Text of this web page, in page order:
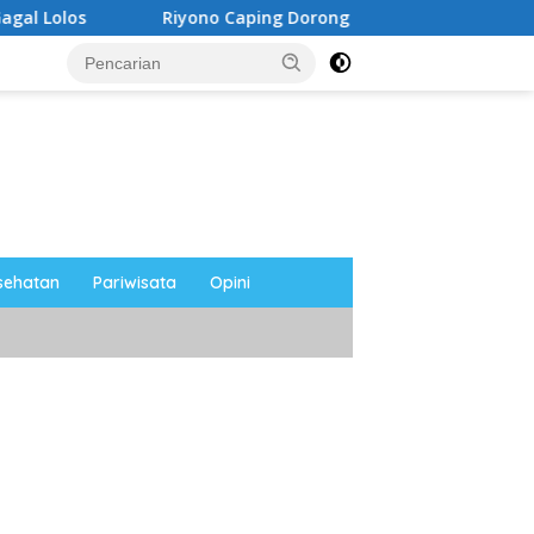
Riyono Caping Dorong Ibu-Ibu Magetan Kembangkan
Pariwisata Opini